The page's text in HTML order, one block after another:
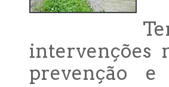
intervenções
prevenção